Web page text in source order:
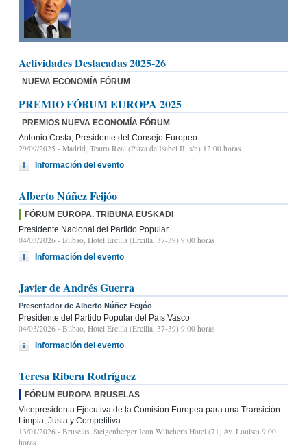
Actividades Destacadas 2025-26
NUEVA ECONOMÍA FÓRUM
PREMIO FÓRUM EUROPA 2025
PREMIOS NUEVA ECONOMÍA FÓRUM
Antonio Costa, Presidente del Consejo Europeo
29/09/2025 - Madrid, Teatro Real (Plaza de Isabel II, s/n) 12:00 horas
Información del evento
Alberto Núñez Feijóo
FÓRUM EUROPA. TRIBUNA EUSKADI
Presidente Nacional del Partido Popular
04/03/2026 - Bilbao, Hotel Ercilla (Ercilla, 37-39) 9:00 horas
Información del evento
Javier de Andrés Guerra
Presentador de Alberto Núñez Feijóo
Presidente del Partido Popular del País Vasco
04/03/2026 - Bilbao, Hotel Ercilla (Ercilla, 37-39) 9:00 horas
Información del evento
Teresa Ribera Rodríguez
FÓRUM EUROPA BRUSELAS
Vicepresidenta Ejecutiva de la Comisión Europea para una Transición
Limpia, Justa y Competitiva
13/01/2026 - Bruselas, Steigenberger Icon Wiltcher's Hotel (71, Av. Louise) 9:00
horas